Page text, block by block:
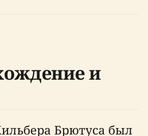
и
Брютуса был